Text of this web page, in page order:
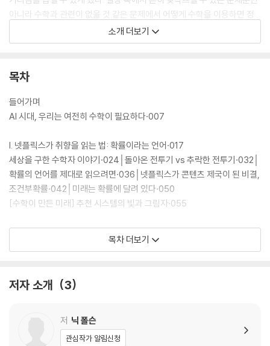
아니라 수학과 관련이 없을 것 같은 문제에서 어떻게 수학을 이용하면 정
답에 이를 수 있는지를 본다면 누구나 수학에 관한 어렵다는 선입견을 해
소할 수 있을 것이다.
무엇보다 이 책은 수포자들을 매혹시켰던 두 교수들의 강의 방식을 그대로
한 사칙연산으로만 나타내고 동전 던지기와 각종 다이어그램에 빗대어 수
학을 어떻게 활용할 수 있는지 설명한다. 수학적 개념을 몰라도 이해할 수
세상에서 보다 정확한 답을 얻을 수 있을 것이다.
소개 더보기
목차
들어가며
AI 시대, 우리는 여전히 수학이 필요하다·007
I. 넷플릭스가 취향을 읽는 법: 확률이라는 언어·017
세상을 구한 수학자 이야기·024│돌아온 전투기 vs 추락한 전투기·032│
확률의 언어를 제대로 읽으려면·036│넷플릭스가 콘텐츠 제국이 된 비결,
조건부확률·042│미래는 확률에 달려 있다·050
[수학이 만든 미래] 추천 시스템의 빛과 그림자·055
II. 수식 한 줄로 미래를 계산하기: 패턴과 예측 규칙·063
컴퓨터는 어떻게 오이를 분류하게 됐나: 입력과 출력·067│모든 것은 한
[수학이 만든 미래] 심층학습이 우리에게 줄 수 있는 것들·107
III. 데이터의 홍수에서 살아남기: 베이즈 규칙·111
로봇은 어떻게 작동하나요? 수학으로 합니다·116│망망대해에서 수학으
목차 더보기
저자 소개 3
저 닉 폴슨
관심작가 알림신청